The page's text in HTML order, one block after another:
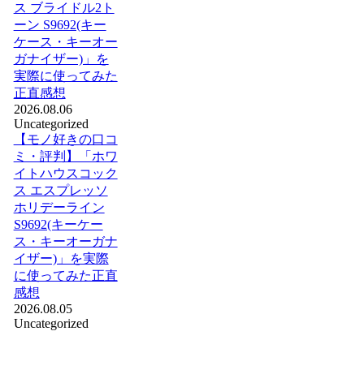
ス ブライドル2ト
ーン S9692(キー
ケース・キーオー
ガナイザー)」を
実際に使ってみた
正直感想
2026.08.06
Uncategorized
【モノ好きの口コ
ミ・評判】「ホワ
イトハウスコック
ス エスプレッソ
ホリデーライン
S9692(キーケー
ス・キーオーガナ
イザー)」を実際
に使ってみた正直
感想
2026.08.05
Uncategorized